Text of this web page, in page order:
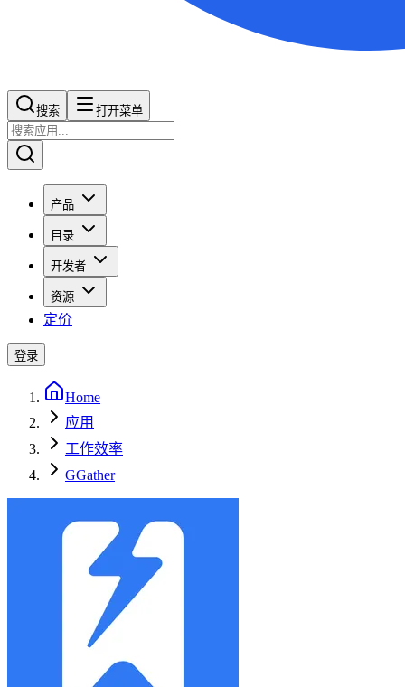
搜索​​​​ 打开菜单
产品
目录
开发者
资源
定价
登录
Home
应用
工作效率
GGather